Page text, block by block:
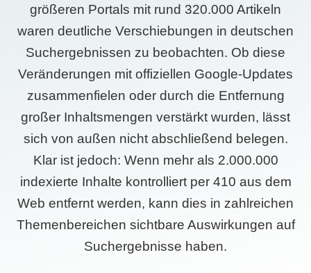
größeren Portals mit rund 320.000 Artikeln
waren deutliche Verschiebungen in deutschen
Suchergebnissen zu beobachten. Ob diese
Veränderungen mit offiziellen Google-Updates
zusammenfielen oder durch die Entfernung
großer Inhaltsmengen verstärkt wurden, lässt
sich von außen nicht abschließend belegen.
Klar ist jedoch: Wenn mehr als 2.000.000
indexierte Inhalte kontrolliert per 410 aus dem
Web entfernt werden, kann dies in zahlreichen
Themenbereichen sichtbare Auswirkungen auf
Suchergebnisse haben.